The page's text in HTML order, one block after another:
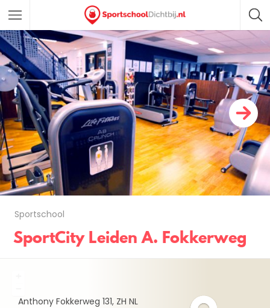
Sportschool
SportCity Leiden A. Fokkerweg
Anthony Fokkerweg 131 ZH NL